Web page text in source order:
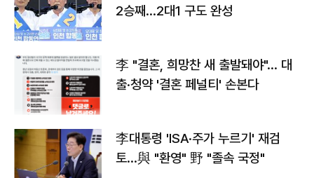
2승째…2대1 구도 완성
李 "결혼, 희망찬 새 출발돼야"… 대
출·청약 '결혼 페널티' 손본다
李대통령 'ISA·주가 누르기' 재검
토…與 "환영" 野 "졸속 국정"